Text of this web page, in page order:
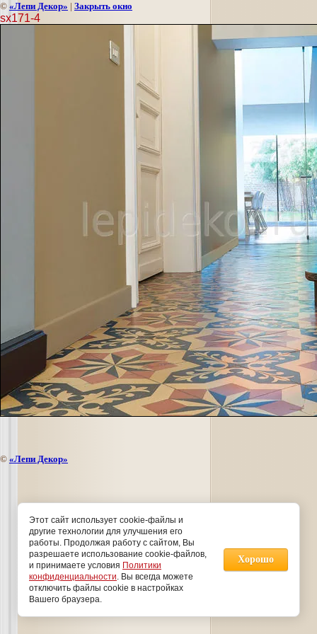
© «Лепи Декор» | Закрыть окно
sx171-4
© «Лепи Декор»
Этот сайт использует cookie-файлы и
другие технологии для улучшения его
работы. Продолжая работу с сайтом, Вы
разрешаете использование cookie-файлов,
и принимаете условия Политики
конфиденциальности. Вы всегда можете
отключить файлы cookie в настройках
Вашего браузера.
Хорошо